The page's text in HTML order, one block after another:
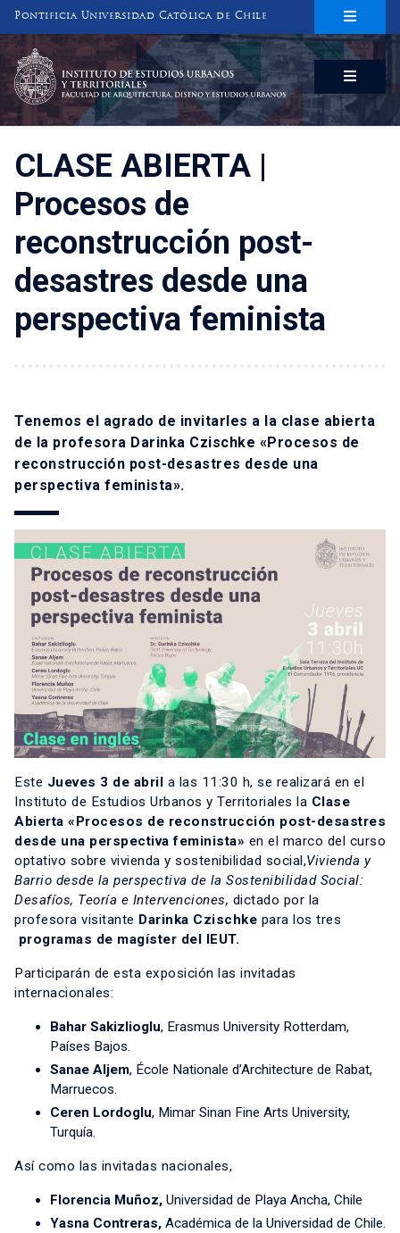
Pontificia Universidad Católica de Chile
INSTITUTO DE ESTUDIOS URBANOS
Y TERRITORIALES
CLASE ABIERTA |
Procesos de
reconstrucción post-
desastres desde una
perspectiva feminista
Tenemos el agrado de invitarles a la clase abierta
de la profesora Darinka Czischke «Procesos de
reconstrucción post-desastres desde una
perspectiva feminista».
Este Jueves 3 de abril a las 11:30 h, se realizará en el
Instituto de Estudios Urbanos y Territoriales la Clase
Abierta «Procesos de reconstrucción post-desastres
desde una perspectiva feminista» en el marco del curso
optativo sobre vivienda y sostenibilidad social,Vivienda y
Barrio desde la perspectiva de la Sostenibilidad Social:
Desafíos, Teoría e Intervenciones, dictado por la
profesora visitante Darinka Czischke para los tres
programas de magíster del IEUT.
Participarán de esta exposición las invitadas
internacionales:
Bahar Sakizlioglu, Erasmus University Rotterdam,
Países Bajos.
Sanae Aljem, École Nationale d’Architecture de Rabat,
Marruecos.
Ceren Lordoglu, Mimar Sinan Fine Arts University,
Turquía.
Así como las invitadas nacionales,
Florencia Muñoz, Universidad de Playa Ancha, Chile
Yasna Contreras, Académica de la Universidad de Chile.